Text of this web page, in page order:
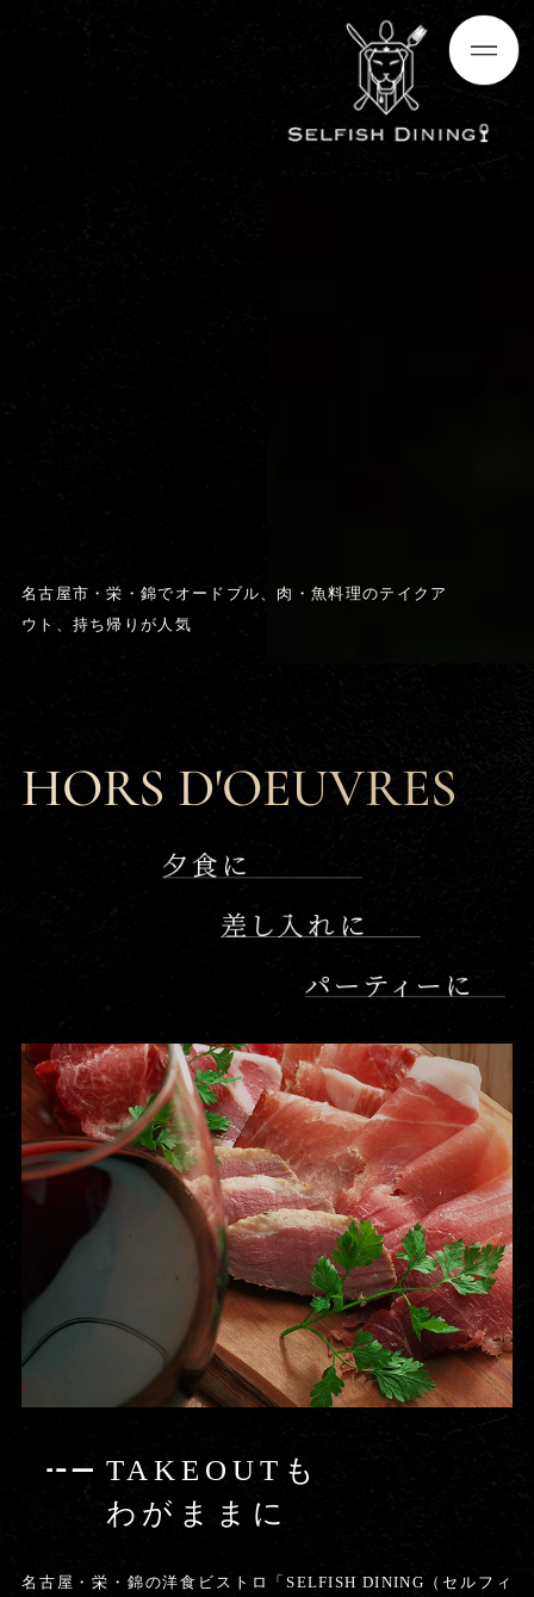
名古屋市・栄・錦でオードブル、肉・魚料理のテイクア
ウト、持ち帰りが人気
HORS D'OEUVRES
TAKEOUTも
わがままに
名古屋・栄・錦の洋食ビストロ「SELFISH DINING（セルフィ